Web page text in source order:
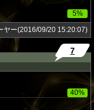
5%
ヤー(2016/09/20 15:20:07)
7
40%